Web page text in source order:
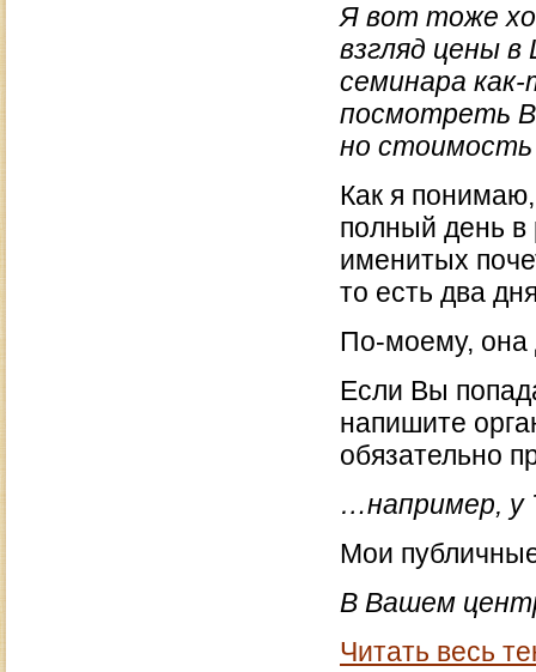
Я вот тоже
взгляд цены
семинара
посмотреть
но
Как я
полный день в
именитых
то есть два
По-моему, она
Если Вы
напишите
обязательно
…например, у
Мои
В Вашем
Читать весь